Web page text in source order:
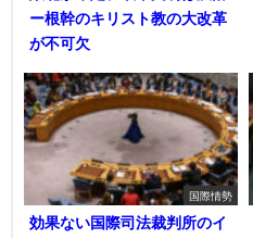
ー根幹のキリスト教の大改革
が不可欠
国際情勢
効果ない国際司法裁判所のイ